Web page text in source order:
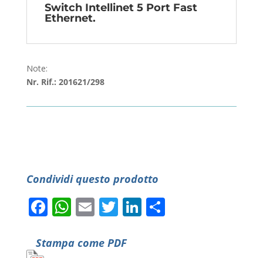
Switch Intellinet 5 Port Fast
Ethernet.
Note:
Nr. Rif.: 201621/298
Condividi questo prodotto
Facebook
WhatsApp
EmailTwitter
LinkedIn
Condividi
Stampa come PDF